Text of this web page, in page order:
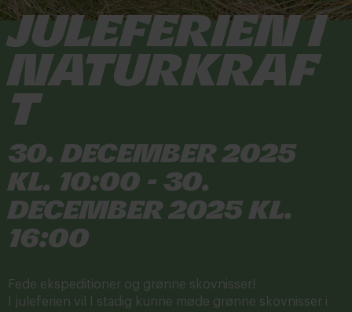
Juleferien i
Naturkraf
t
30. december 2025
kl. 10:00 - 30.
december 2025 kl.
16:00
Fede ekspeditioner og grønne skovnisser!
I juleferien vil I stadig kunne møde grønne skovnisser i